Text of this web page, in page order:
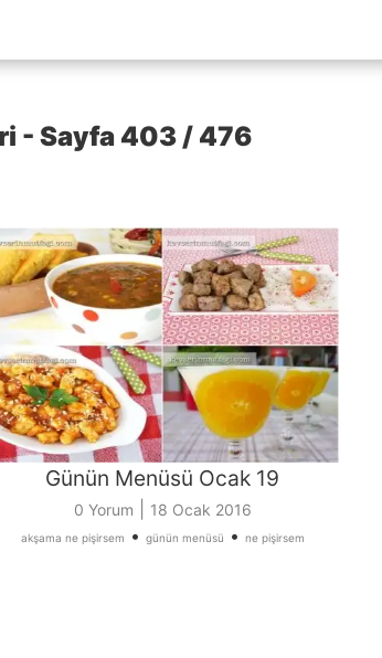
- Sayfa 403 / 476
Günün Menüsü Ocak 19
0 Yorum 18 Ocak 2016
akşama ne pişirsem • günün menüsü • ne pişirsem